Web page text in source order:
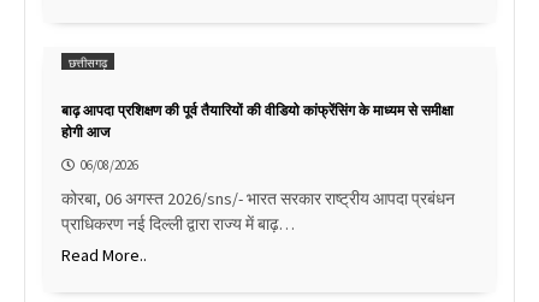
छत्तीसगढ़
बाढ़ आपदा प्रशिक्षण की पूर्व तैयारियों की वीडियो कांफ्रेंसिंग के माध्यम से समीक्षा
होगी आज
06/08/2026
कोरबा, 06 अगस्त 2026/sns/- भारत सरकार राष्ट्रीय आपदा प्रबंधन
प्राधिकरण नई दिल्ली द्वारा राज्य में बाढ़…
Read More..